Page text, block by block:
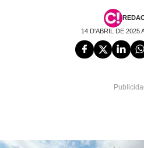
14 D'ABRIL DE 2025